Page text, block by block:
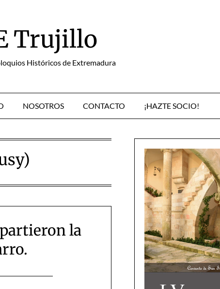
Trujillo
Históricos de Extremadura
NOSOTROS CONTACTO ¡HAZTE SOCIO!
la